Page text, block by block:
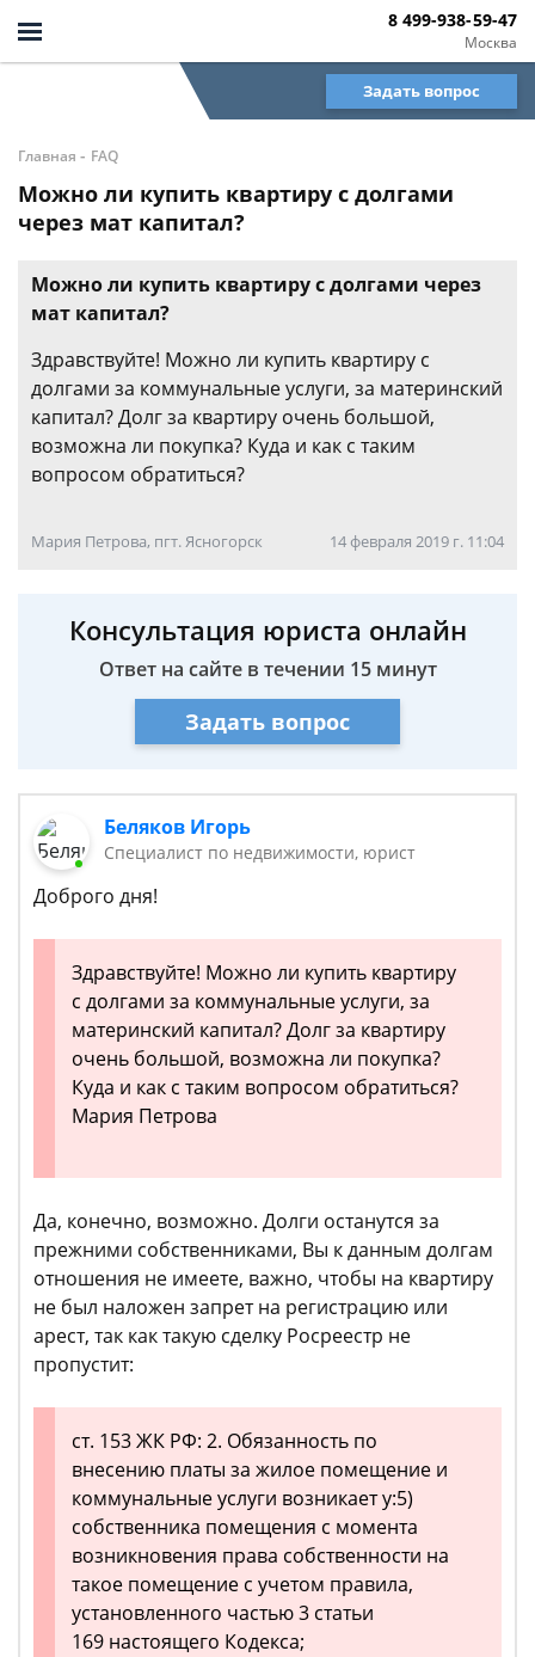
Москва
8 499-938-59-47
Задать вопрос
Главная - FAQ
Можно ли купить квартиру с долгами
через мат капитал?
Можно ли купить квартиру с долгами через
мат капитал?
Здравствуйте! Можно ли купить квартиру с
долгами за коммунальные услуги, за материнский
капитал? Долг за квартиру очень большой,
возможна ли покупка? Куда и как с таким
вопросом обратиться?
Мария Петрова, пгт. Ясногорск 14 февраля 2019 г. 11:04
Консультация юриста онлайн
Ответ на сайте в течении 15 минут
Задать вопрос
Беляков Игорь
Специалист по недвижимости, юрист
Доброго дня!
Здравствуйте! Можно ли купить квартиру
с долгами за коммунальные услуги, за
материнский капитал? Долг за квартиру
очень большой, возможна ли покупка?
Куда и как с таким вопросом обратиться?
Мария Петрова
Да, конечно, возможно. Долги останутся за
прежними собственниками, Вы к данным долгам
отношения не имеете, важно, чтобы на квартиру
не был наложен запрет на регистрацию или
арест, так как такую сделку Росреестр не
пропустит:
ст. 153 ЖК РФ: 2. Обязанность по
внесению платы за жилое помещение и
коммунальные услуги возникает у:5)
собственника помещения с момента
возникновения права собственности на
такое помещение с учетом правила,
установленного частью 3 статьи
169 настоящего Кодекса;